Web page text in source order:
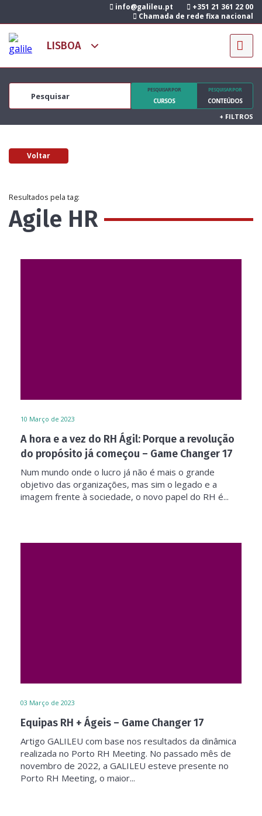
info@galileu.pt
+351 21 361 22 00
Chamada de rede fixa nacional
PESQUISAR POR
CURSOS
PESQUISAR POR
CONTEÚDOS
+ FILTROS
Voltar
Resultados pela tag:
Agile HR
10 Março de 2023
A hora e a vez do RH Ágil: Porque a revolução
do propósito já começou – Game Changer 17
Num mundo onde o lucro já não é mais o grande
objetivo das organizações, mas sim o legado e a
imagem frente à sociedade, o novo papel do RH é...
03 Março de 2023
Equipas RH + Ágeis – Game Changer 17
Artigo GALILEU com base nos resultados da dinâmica
realizada no Porto RH Meeting. No passado mês de
novembro de 2022, a GALILEU esteve presente no
Porto RH Meeting, o maior...